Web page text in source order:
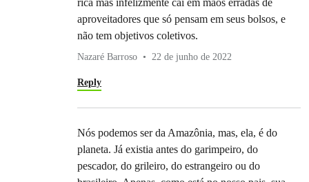
rica mas infelizmente cai em mãos erradas de
aproveitadores que só pensam em seus bolsos, e
não tem objetivos coletivos.
Nazaré Barroso 22 de junho de 2022
Reply
Nós podemos ser da Amazônia, mas, ela, é do
planeta. Já existia antes do garimpeiro, do
pescador, do grileiro, do estrangeiro ou do